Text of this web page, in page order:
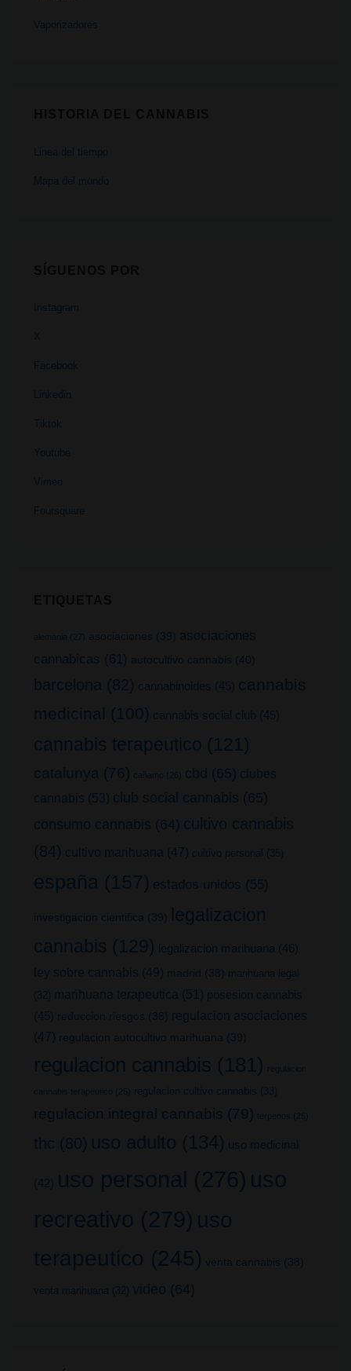
Vaporizadores
Linea del tiempo
Mapa del mundo
Instagram
X
Facebook
Linkedin
Tiktok
Youtube
Vimeo
Foursquare
alemania (27) asociaciones (39)
asociaciones
cannabicas (61) autocultivo cannabis (40)
barcelona (82) cannabinoides (45) cannabis
medicinal (100) cannabis social club (45)
cannabis terapeutico (121)
catalunya (76) cañamo (26) cbd (65) clubes
cannabis (53) club social cannabis (65)
consumo cannabis (64) cultivo cannabis
(84) cultivo marihuana (47) cultivo personal (35)
españa (157) estados unidos (55)
investigacion cientifica (39)
legalizacion
cannabis (129) legalizacion marihuana (46)
ley sobre cannabis (49) madrid (38)
marihuana legal
(32)
marihuana terapeutica (51) posesion cannabis
(45) reduccion riesgos (38)
regulacion asociaciones
(47) regulacion autocultivo marihuana (39)
regulacion cannabis (181) regulacion
cannabis terapeutico (25) regulacion cultivo cannabis (33)
regulacion integral cannabis (79) terpenos (25)
thc (80) uso adulto (134) uso medicinal
(42) uso personal (276) uso
recreativo (279) uso
terapeutico (245) venta cannabis (38)
venta marihuana (32) video (64)